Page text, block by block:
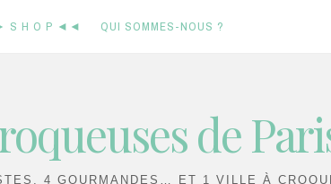
S H O P ◄◄ QUI SOMMES-NOUS ?
de
4 GOURMANDES… ET 1 VILLE À